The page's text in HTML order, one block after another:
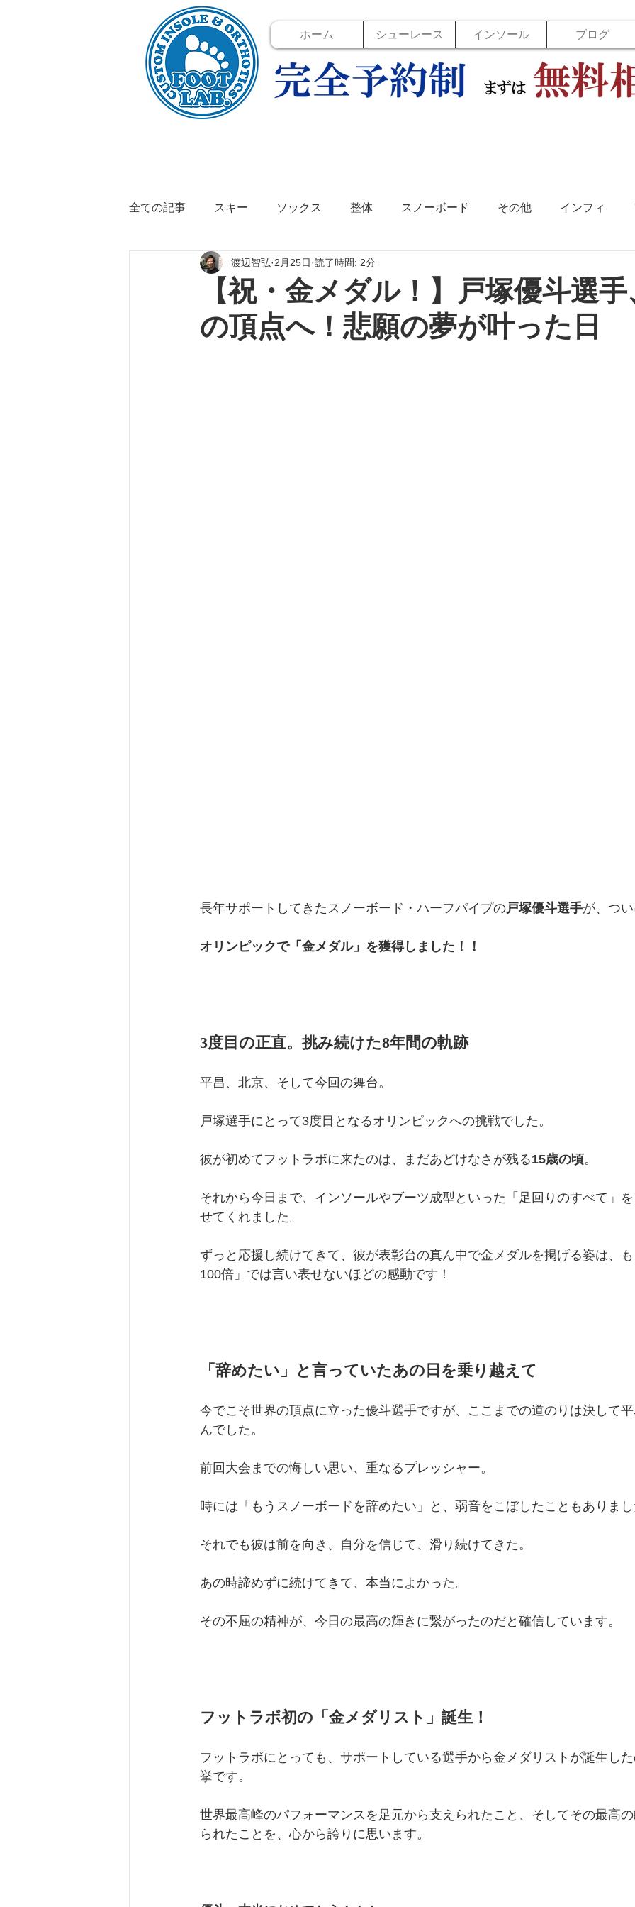
ホーム シューレース インソール ブログ
全ての記事 スキー ソックス 整体 スノーボード その他 インフィ
イベント インソール
バスケット 自転車 坂戸店 トレーニング サッカー MP365
【祝・金メダル！】戸塚優斗選
の頂点へ！悲願の夢が叶った日
渡辺智弘 2月25日 読了時間: 2分
長年サポートしてきたスノーボード・ハーフパイプの戸塚優斗選手が、つ
オリンピックで「金メダル」を獲得しました！！
3度目の正直。挑み続けた8年間の軌跡
平昌、北京、そして今回の舞台。
戸塚選手にとって3度目となるオリンピックへの挑戦でした。
彼が初めてフットラボに来たのは、まだあどけなさが残る15歳の頃。
それから今日まで、インソールやブーツ成型といった「足回りのすべて」
せてくれました。
ずっと応援し続けてきて、彼が表彰台の真ん中で金メダルを掲げる姿は、
100倍」では言い表せないほどの感動です！
「辞めたい」と言っていたあの日を乗り越えて
今でこそ世界の頂点に立った優斗選手ですが、ここまでの道のりは決して
んでした。
前回大会までの悔しい思い、重なるプレッシャー。
時には「もうスノーボードを辞めたい」と、弱音をこぼしたこともありま
それでも彼は前を向き、自分を信じて、滑り続けてきた。
あの時諦めずに続けてきて、本当によかった。
その不屈の精神が、今日の最高の輝きに繋がったのだと確信しています。
フットラボ初の「金メダリスト」誕生！
フットラボにとっても、サポートしている選手から金メダリストが誕生し
挙です。
世界最高峰のパフォーマンスを足元から支えられたこと、そしてその最高
られたことを、心から誇りに思います。